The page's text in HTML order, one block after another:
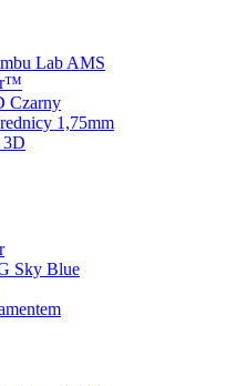
Lab AMS
Czarny
1,75mm
3D
Sky Blue